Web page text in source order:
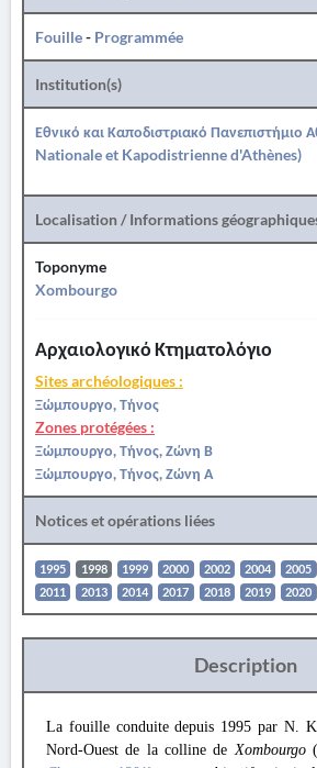
Fouille- Programmée
Institution(s)
Εθνικό και Καποδιστριακό
Nationale et Kapodistrienne d'Athènes)
Localisation / Informations
Toponyme
Xombourgo
Αρχαιολογικό Κτηματολόγιο
Sites archéologiques :
Ξώμπουργο, Τήνος
Zones protégées :
Ξώμπουργο, Τήνος, Ζώνη Β
Ξώμπουργο, Τήνος, Ζώνη Α
Notices et opérations liées
1995 1998 1999 2000 2002 2004 2005
2011
2013 2014 2017 2018 2019 2020
Description
La fouille conduite depuis 1995 par N.
Nord-Ouest de la colline deXombourgo